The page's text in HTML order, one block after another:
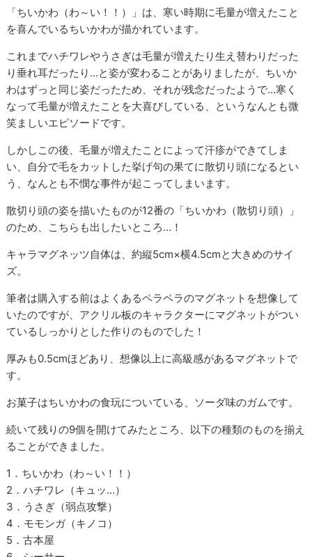
「ちいかわ（わ～い！！）」は、寒い時期に毛量が増えたこと
を喜んでいるちいかわが描かれています。
これまでハチワレやうさぎは毛量が増えたり生え替わりだった
り垂れ耳だったり…と姿が変わることがありましたが、ちいか
わはずっと同じ姿だったため、それが残念だったようで…寒く
なって毛量が増えたことを大喜びしている、というなんとも微
笑ましいエピソードです。
しかしこの後、毛量が増えたことによって汗疹ができてしま
い、自分で毛をカットした挙げ句の果てに散切り頭になるとい
う、なんとも不憫な事件が起こってしまいます。
散切り頭の姿を描いたものが12番の「ちいかわ（散切り頭）」
のため、こちらも出したいところ…！
キャラマグネッツ自体は、約縦5cm×横4.5cmと大きめのサイ
ズ。
筆者は購入する前はよくあるペラペラのマグネットを想像して
いたのですが、アクリル板のキャラクターにマグネットがつい
ているしっかりとした作りのものでした！
厚みも0.5cmほどあり、想像以上に高級感があるマグネットで
す。
お菓子はちいかわの食玩についている、ソーダ味のガムです。
続いて残りの9個を開けてみたところ、以下の種類のものを揃え
ることができました。
1．ちいかわ（わ～い！！）
2．ハチワレ（キュッ…）
3．うさぎ（弱点攻撃）
4．モモンガ（キノコ）
5．古本屋